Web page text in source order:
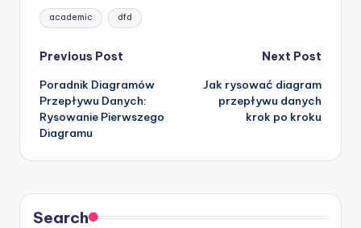
Tags:
academic dfd
Post
navigation
Previous Post
Poradnik Diagramów
Przepływu Danych:
Rysowanie Pierwszego
Diagramu
Next Post
Jak rysować diagram
przepływu danych
krok po kroku
Search